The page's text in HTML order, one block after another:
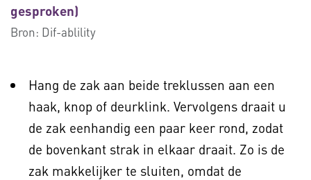
gesproken)
Bron: Dif-ablility
Hang de zak aan beide treklussen aan een
haak, knop of deurklink. Vervolgens draait u
de zak eenhandig een paar keer rond, zodat
de bovenkant strak in elkaar draait. Zo is de
zak makkelijker te sluiten, omdat de